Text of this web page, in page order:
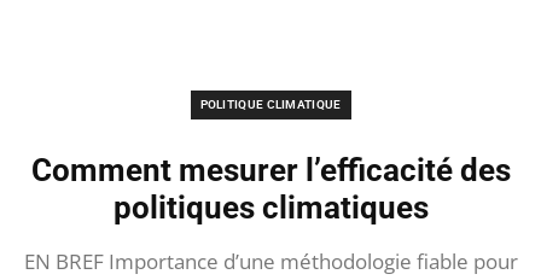
POLITIQUE CLIMATIQUE
Comment mesurer l’efficacité des
politiques climatiques
EN BREF Importance d’une méthodologie fiable pour